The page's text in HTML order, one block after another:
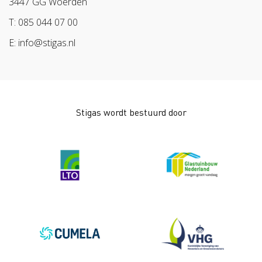
Werken aan morgen
Arbeidsmarkt
T: 085 044 07 00
E: info@stigas.nl
Stigas wordt bestuurd door